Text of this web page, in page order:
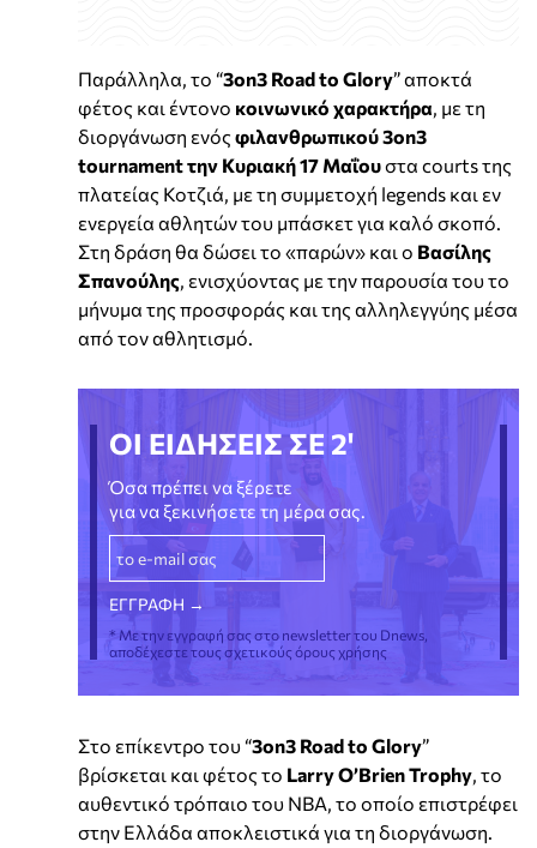
Παράλληλα, το “3on3 Road to Glory” αποκτά
φέτος και έντονο κοινωνικό χαρακτήρα, με τη
διοργάνωση ενός φιλανθρωπικού 3on3
tournament την Κυριακή 17 Μαΐουστα courts της
πλατείας Κοτζιά, με τη συμμετοχή legends και εν
ενεργεία αθλητών του μπάσκετ για καλό σκοπό.
Στη δράση θα δώσει το «παρών» και ο Βασίλης
Σπανούλης, ενισχύοντας με την παρουσία του το
μήνυμα της προσφοράς και της αλληλεγγύης μέσα
από τον αθλητισμό.
ΟΙ ΕΙΔΗΣΕΙΣ ΣΕ 2'
Όσα πρέπει να ξέρετε
για να ξεκινήσετε τη μέρα σας.
* Με την εγγραφή σας στο newsletter του Dnews,
αποδέχεστε τους σχετικούς όρους χρήσης
Στο επίκεντρο του “3on3 Road to Glory”
βρίσκεται και φέτος το Larry O’Brien Trophy, το
αυθεντικό τρόπαιο του NBA, το οποίο επιστρέφει
στην Ελλάδα αποκλειστικά για τη διοργάνωση.